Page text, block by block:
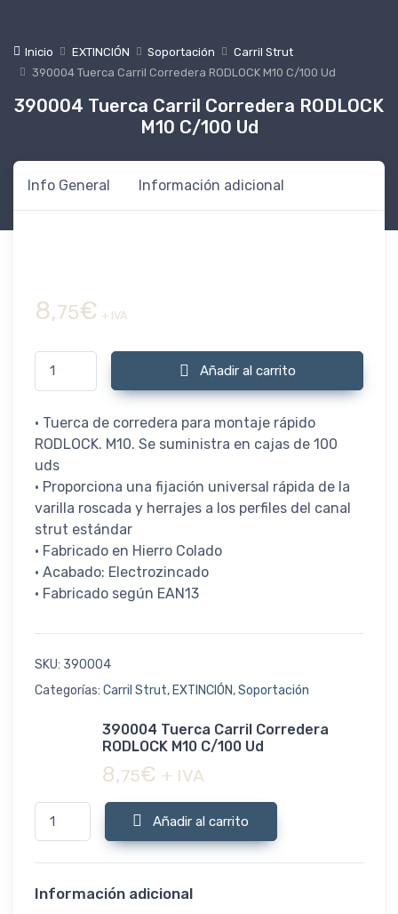
Inicio EXTINCIÓN Soportación
Carril Strut
390004 Tuerca Carril Corredera RODLOCK M10 C/100 Ud
390004 Tuerca Carril Corredera RODLOCK
M10 C/100 Ud
Info General Información adicional
8,75€ + IVA
390004 Tuerca Carril Corredera RODLOCK M10 C/100 Ud
Añadir al carrito
• Tuerca de corredera para montaje rápido
RODLOCK. M10. Se suministra en cajas de 100
uds
• Proporciona una fijación universal rápida de la
varilla roscada y herrajes a los perfiles del canal
strut estándar
• Fabricado en Hierro Colado
• Acabado: Electrozincado
• Fabricado según EAN13
SKU: 390004
Categorías: Carril Strut, EXTINCIÓN,Soportación
390004 Tuerca Carril Corredera
RODLOCK M10 C/100 Ud
8,75€ + IVA
390004 Tuerca Carril Corredera RODLOCK M10 C/100 Ud
Añadir al carrito
Información adicional